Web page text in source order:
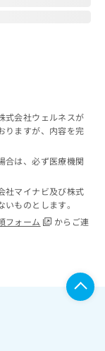
式会社ウェルネスが
りますが、内容を完
合は、必ず医療機関
社マイナビ及び株式
ものとします。
フォーム
からご連